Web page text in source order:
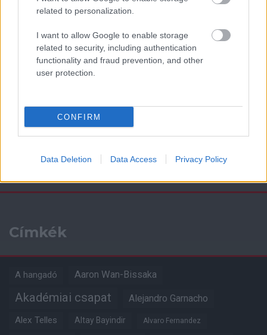
related to personalization.
I want to allow Google to enable storage
related to security, including authentication
functionality and fraud prevention, and other
user protection.
CONFIRM
Data Deletion Data Access Privacy Policy
Támogasd adományoddal
a ManUtdFanatics.hu működését!
Kapcsolódó hírek
Címkék
A hangadó Aaron Wan-Bissaka
Akadémiai csapat Alejandro Garnacho
Alex Telles Altay Bayindir Alvaro Fernandez